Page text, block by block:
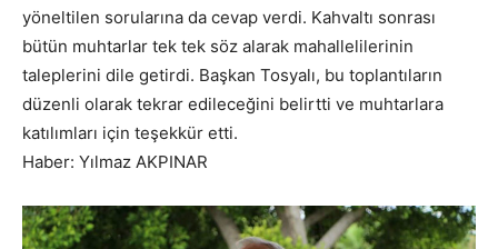
yöneltilen sorularına da cevap verdi. Kahvaltı sonrası
bütün muhtarlar tek tek söz alarak mahallelilerinin
taleplerini dile getirdi. Başkan Tosyalı, bu toplantıların
düzenli olarak tekrar edileceğini belirtti ve muhtarlara
katılımları için teşekkür etti.
Haber: Yılmaz AKPINAR